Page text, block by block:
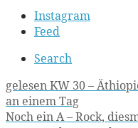
Secondary
navigationInstagram
Feed
Search
Post
navigation
gelesen KW 30 –
an einem Tag
Noch ein A – Rock,